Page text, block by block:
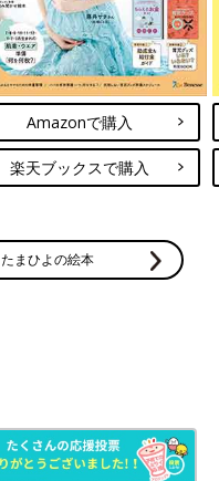
Amazonで購入
楽天ブックスで購入
たまひよの絵本